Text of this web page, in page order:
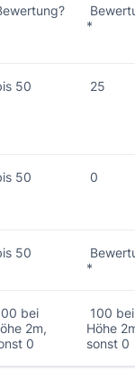
*
50 25
50 0
50
*
bei
2m,
0
100 bei
Höhe
sonst 0